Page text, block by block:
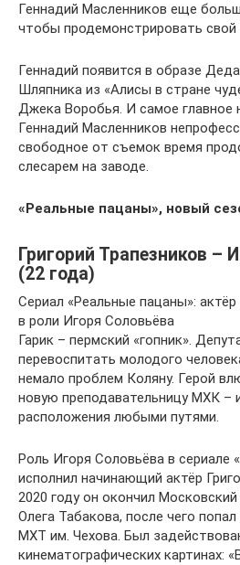
Геннадий Масленников еще
чтобы продемонстрировать свой
Геннадий появится в образе
Шляпника из «Алисы в стране
Джека Воробья. И самое главное
Геннадий Масленников
свободное от съемок время
слесарем на заводе.
«Реальные пацаны», новый
Григорий Трапезников –
(22 года)
Сериал «Реальные пацаны»: актёр
в роли Игоря Соловьёва
Гарик – пермский «гопник».
перевоспитать молодого
немало проблем Коляну. Герой
новую преподавательницу МХК –
расположения любыми путями.
Роль Игоря Соловьёва в сериале
исполнил начинающий актёр
2020 году он окончил
Олега Табакова, после чего
МХТ им. Чехова. Был
кинематографических картинах: